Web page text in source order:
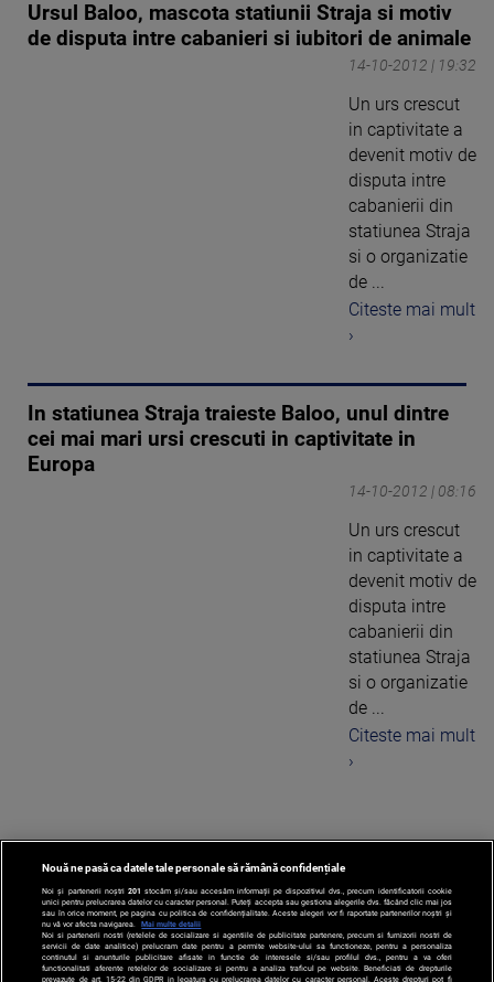
Ursul Baloo, mascota statiunii Straja si motiv
de disputa intre cabanieri si iubitori de animale
14-10-2012 | 19:32
Un urs crescut
in captivitate a
devenit motiv de
disputa intre
cabanierii din
statiunea Straja
si o organizatie
de ...
Citeste mai mult
›
In statiunea Straja traieste Baloo, unul dintre
cei mai mari ursi crescuti in captivitate in
Europa
14-10-2012 | 08:16
Un urs crescut
in captivitate a
devenit motiv de
disputa intre
cabanierii din
statiunea Straja
si o organizatie
de ...
Citeste mai mult
›
1
Nouă ne pasă ca datele tale personale să rămână confidențiale
Noi și partenerii noștri 201 stocăm și/sau accesăm informații pe dispozitivul dvs., precum identificatorii cookie
unici pentru prelucrarea datelor cu caracter personal. Puteți accepta sau gestiona alegerile dvs. făcând clic mai jos
sau în orice moment, pe pagina cu politica de confidențialitate. Aceste alegeri vor fi raportate partenerilor noștri și
nu vă vor afecta navigarea.
Mai multe detalii
Noi si partenerii nostri (retelele de socializare si agentiile de publicitate partenere, precum si furnizorii nostri de
servicii de date analitice) prelucram date pentru a permite website-ului sa functioneze, pentru a personaliza
continutul si anunturile publicitare afisate in functie de interesele si/sau profilul dvs., pentru a va oferi
functionalitati aferente retelelor de socializare si pentru a analiza traficul pe website. Beneficiati de drepturile
prevazute de art. 15-22 din GDPR in legatura cu prelucrarea datelor cu caracter personal. Aceste drepturi pot fi